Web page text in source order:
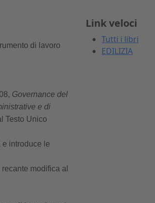
di lavoro
Governance del
e di
Testo Unico
e introduce le
recante modifica al
Link veloci
Tutti i libri
EDILIZIA